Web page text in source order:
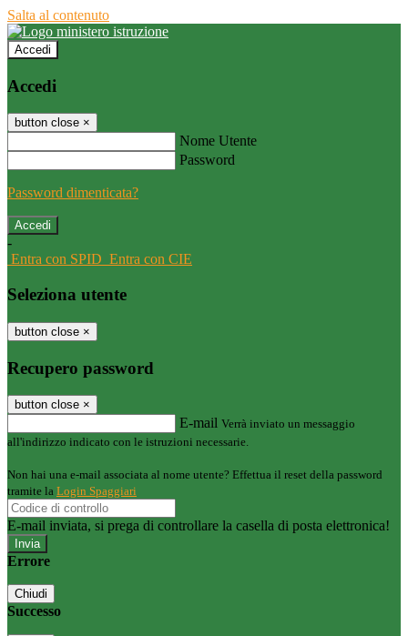
Salta al contenuto
Accedi
Accedi
button close ×
Nome Utente
Password
Password dimenticata?
-
Entra con SPID Entra con CIE
Seleziona utente
button close ×
Recupero password
button close ×
E-mail Verrà inviato un messaggio
all'indirizzo indicato con le istruzioni necessarie.
Non hai una e-mail associata al nome utente? Effettua il reset della password
tramite la Login Spaggiari
E-mail inviata, si prega di controllare la casella di posta elettronica!
Errore
Chiudi
Successo